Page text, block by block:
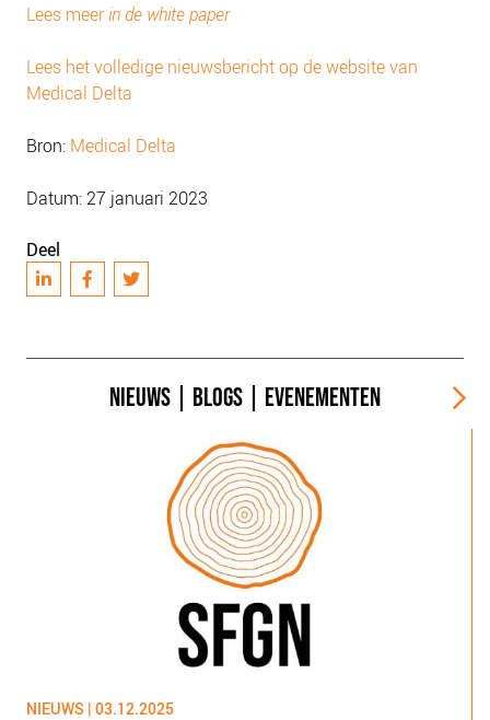
Lees meerin de white paper
Lees het volledige nieuwsbericht op de website van
Medical Delta
Bron: Medical Delta
Datum: 27 januari 2023
Deel
NIEUWS BLOGS EVENEMENTEN
NIEUWS | 03.12.2025